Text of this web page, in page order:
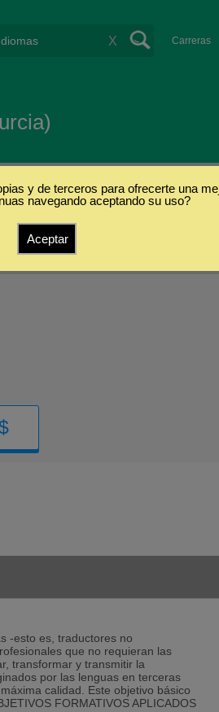
Carreras
X
-esto es, traductores no
que no requieran las
transformar y transmitir la
por las lenguas en terceras
calidad. Este objetivo básico
FORMATIVOS APLICADOS
y de terceros para ofrecerte una
navegando aceptando su uso?
Aceptar